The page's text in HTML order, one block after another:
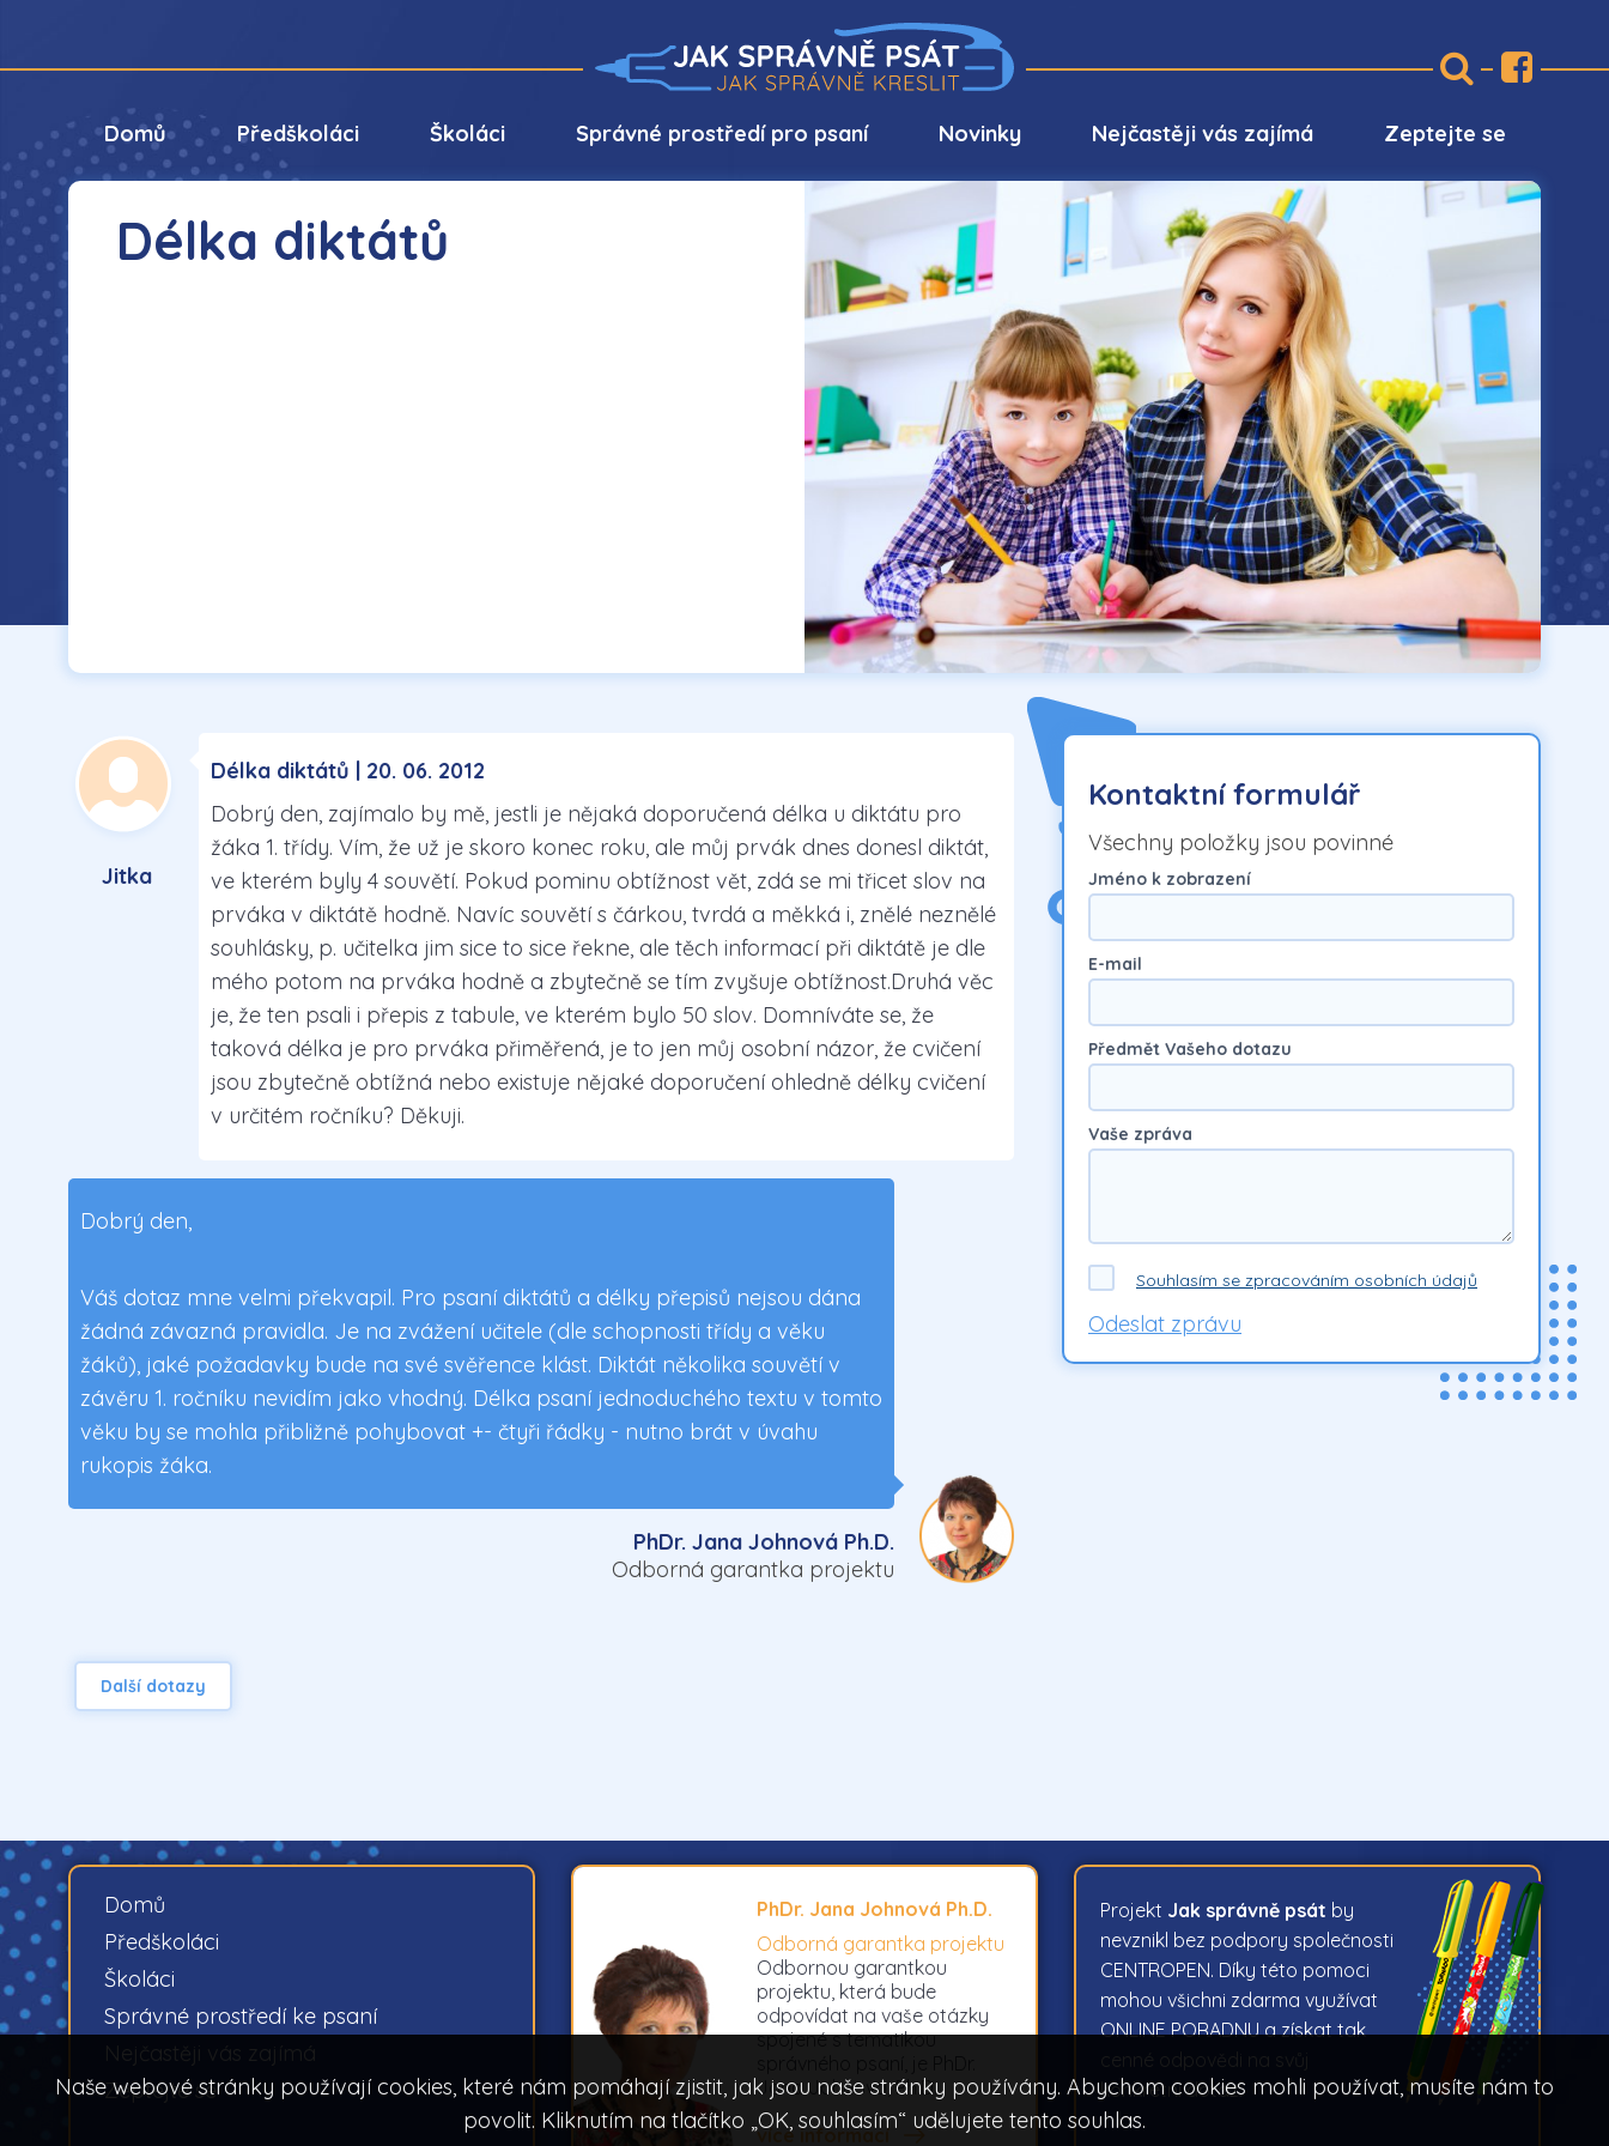
Domů Předškoláci Školáci Správné prostředí pro psaní Novinky Nejčastěji vás zajímá Zeptejte se
Délka diktátů
Jitka
Délka diktátů | 20. 06. 2012
Dobrý den, zajímalo by mě, jestli je nějaká doporučená délka u diktátu pro
žáka 1. třídy. Vím, že už je skoro konec roku, ale můj prvák dnes donesl diktát,
ve kterém byly 4 souvětí. Pokud pominu obtížnost vět, zdá se mi třicet slov na
prváka v diktátě hodně. Navíc souvětí s čárkou, tvrdá a měkká i, znělé neznělé
souhlásky, p. učitelka jim sice to sice řekne, ale těch informací při diktátě je dle
mého potom na prváka hodně a zbytečně se tím zvyšuje obtížnost.Druhá věc
je, že ten psali i přepis z tabule, ve kterém bylo 50 slov. Domníváte se, že
taková délka je pro prváka přiměřená, je to jen můj osobní názor, že cvičení
jsou zbytečně obtížná nebo existuje nějaké doporučení ohledně délky cvičení
v určitém ročníku? Děkuji.
Dobrý den,
Váš dotaz mne velmi překvapil. Pro psaní diktátů a délky přepisů nejsou dána
žádná závazná pravidla. Je na zvážení učitele (dle schopnosti třídy a věku
žáků), jaké požadavky bude na své svěřence klást. Diktát několika souvětí v
závěru 1. ročníku nevidím jako vhodný. Délka psaní jednoduchého textu v tomto
věku by se mohla přibližně pohybovat +- čtyři řádky - nutno brát v úvahu
rukopis žáka.
PhDr. Jana Johnová Ph.D.
Odborná garantka projektu
Další dotazy
Kontaktní formulář
Všechny položky jsou povinné
Jméno k zobrazení
E-mail
Předmět Vašeho dotazu
Vaše zpráva
Souhlasím se zpracováním osobních údajů
Odeslat zprávu
Domů
Předškoláci
Školáci
Správné prostředí ke psaní
Zeptejte se
PhDr. Jana Johnová Ph.D.
Odborná garantka projektu
Odbornou garantkou
projektu, která bude
odpovídat na vaše otázky
spojené s tematikou
Jana Johnová, Ph.D..
více informací
Projekt Jak správně psát by
nevznikl bez podpory společnosti
CENTROPEN. Díky této pomoci
mohou všichni zdarma využívat
ONLINE PORADNU a získat tak
konkrétní dotaz.
Naše webové stránky používají cookies, které nám pomáhají zjistit, jak jsou naše stránky používány. Abychom cookies mohli používat, musíte nám to
povolit. Kliknutím na tlačítko „OK, souhlasím“ udělujete tento souhlas.